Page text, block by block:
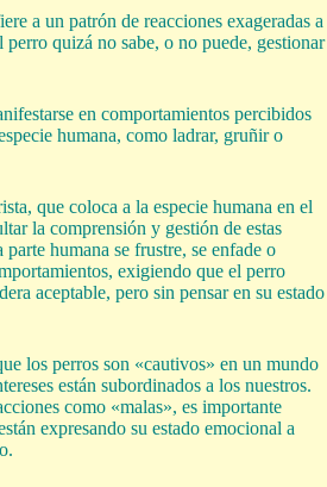
a un patrón de reacciones exageradas a
quizá no sabe, o no puede, gestionar
en comportamientos percibidos
humana, como ladrar, gruñir o
que coloca a la especie humana en el
la comprensión y gestión de estas
humana se frustre, se enfade o
exigiendo que el perro
aceptable, pero sin pensar en su estado
los perros son «cautivos» en un mundo
están subordinados a los nuestros.
como «malas», es importante
expresando su estado emocional a